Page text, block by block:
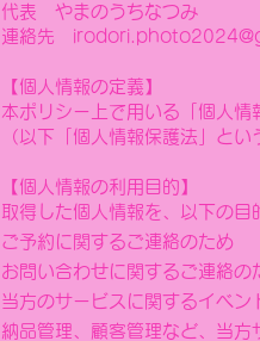
代表 やまのうちなつみ
​連絡先
【個人情報の定義】
本ポリシー上で用いる「個人情
（以下「個人情報保護法」と
【個人情報の利用目的】
取得した個人情報を、以下の目
ご予約に関するご連絡のため
お問い合わせに関するご連絡の
当方のサービスに関するイベ
納品管理、顧客管理など、当